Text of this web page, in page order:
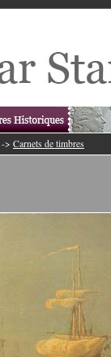
-> Carnets de timbres